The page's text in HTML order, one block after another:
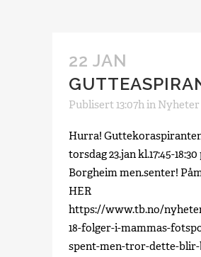
22 JAN
Publisert 13:07hin Nyheter
Hurra!
torsdag 23.jan kl.17:45-18:30
Borgheim men.senter!
HER
https://www.tb.no/
18-folger-i-mammas-
spent-men-tror-dette-